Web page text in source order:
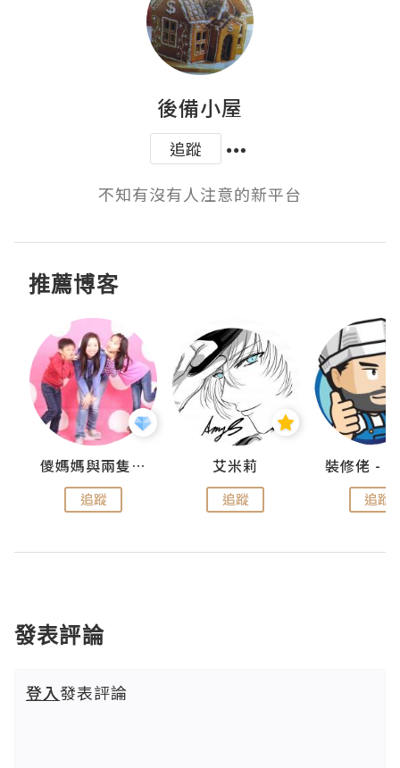
後備小屋
追蹤
不知有沒有人注意的新平台
推薦博客
儍媽媽與兩隻小魔怪之家
追蹤
艾米莉
追蹤 追蹤
發表評論
登入發表評論